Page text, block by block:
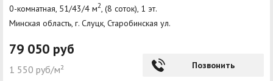
0-комнатная, 51/43/4 м2, (8 соток), 1 эт.
Минская область, г. Слуцк, Старобинская ул.
79 050 руб
1 550 руб/м² Позвонить